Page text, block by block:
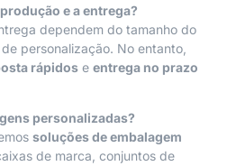
e a entrega?
dependem do tamanho do
personalização. No entanto,
rápidos e entrega no prazo
personalizadas?
soluções de embalagem
de marca, conjuntos de